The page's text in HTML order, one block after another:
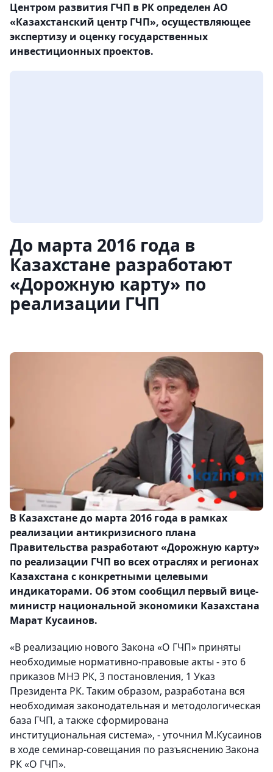
Центром развития ГЧП в РК определен АО
«Казахстанский центр ГЧП», осуществляющее
экспертизу и оценку государственных
инвестиционных проектов.
До марта 2016 года в
Казахстане разработают
«Дорожную карту» по
реализации ГЧП
В Казахстане до марта 2016 года в рамках
реализации антикризисного плана
Правительства разработают «Дорожную карту»
по реализации ГЧП во всех отраслях и регионах
Казахстана с конкретными целевыми
индикаторами. Об этом сообщил первый вице-
министр национальной экономики Казахстана
Марат Кусаинов.
«В реализацию нового Закона «О ГЧП» приняты
необходимые нормативно-правовые акты - это 6
приказов МНЭ РК, 3 постановления, 1 Указ
Президента РК. Таким образом, разработана вся
необходимая законодательная и методологическая
база ГЧП, а также сформирована
институциональная система», - уточнил М.Кусаинов
в ходе семинар-совещания по разъяснению Закона
РК «О ГЧП».